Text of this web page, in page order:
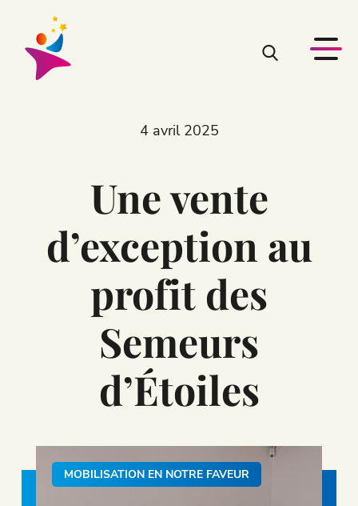
4 avril 2025
Une vente
d’exception au
profit des
Semeurs
d’Étoiles
MOBILISATION EN NOTRE FAVEUR